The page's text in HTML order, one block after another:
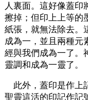
人裏面。這好像蓋印
擦掉；但印上上等的
紙張，就無法除去。
成為一，並且兩種元
經與我們成為一了。
靈調和成為一靈了。
此外，蓋印是作上
聖靈這活的印記作記